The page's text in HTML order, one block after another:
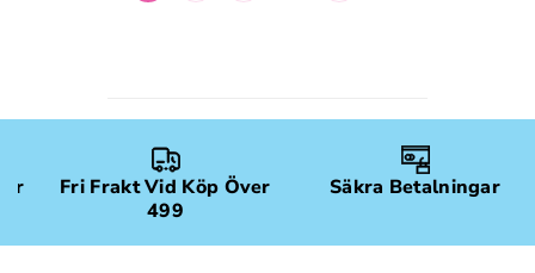
Fri Frakt Vid Köp Över
499
Säkra Betalningar